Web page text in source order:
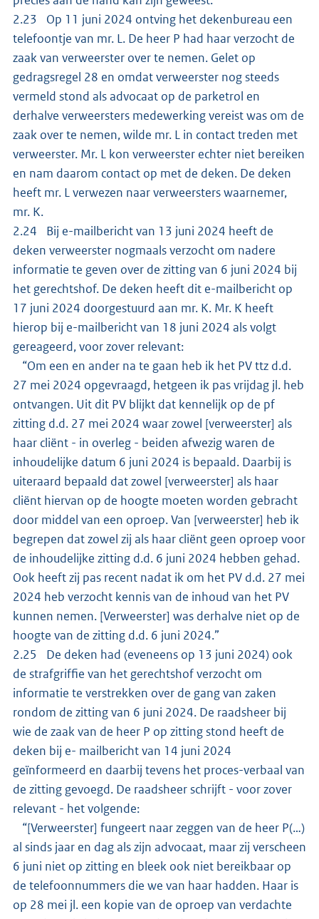
2.23 Op 11 juni 2024 ontving het dekenbureau een
telefoontje van mr. L. De heer P had haar verzocht de
zaak van verweerster over te nemen. Gelet op
gedragsregel 28 en omdat verweerster nog steeds
vermeld stond als advocaat op de parketrol en
derhalve verweersters medewerking vereist was om de
zaak over te nemen, wilde mr. L in contact treden met
verweerster. Mr. L kon verweerster echter niet bereiken
en nam daarom contact op met de deken. De deken
heeft mr. L verwezen naar verweersters waarnemer,
mr. K.
2.24 Bij e-mailbericht van 13 juni 2024 heeft de
deken verweerster nogmaals verzocht om nadere
informatie te geven over de zitting van 6 juni 2024 bij
het gerechtshof. De deken heeft dit e-mailbericht op
17 juni 2024 doorgestuurd aan mr. K. Mr. K heeft
hierop bij e-mailbericht van 18 juni 2024 als volgt
gereageerd, voor zover relevant:
“Om een en ander na te gaan heb ik het PV ttz d.d.
27 mei 2024 opgevraagd, hetgeen ik pas vrijdag jl. heb
ontvangen. Uit dit PV blijkt dat kennelijk op de pf
zitting d.d. 27 mei 2024 waar zowel [verweerster] als
haar cliënt - in overleg - beiden afwezig waren de
inhoudelijke datum 6 juni 2024 is bepaald. Daarbij is
uiteraard bepaald dat zowel [verweerster] als haar
cliënt hiervan op de hoogte moeten worden gebracht
door middel van een oproep. Van [verweerster] heb ik
begrepen dat zowel zij als haar cliënt geen oproep voor
de inhoudelijke zitting d.d. 6 juni 2024 hebben gehad.
Ook heeft zij pas recent nadat ik om het PV d.d. 27 mei
2024 heb verzocht kennis van de inhoud van het PV
kunnen nemen. [Verweerster] was derhalve niet op de
hoogte van de zitting d.d. 6 juni 2024.”
2.25 De deken had (eveneens op 13 juni 2024) ook
de strafgriffie van het gerechtshof verzocht om
informatie te verstrekken over de gang van zaken
rondom de zitting van 6 juni 2024. De raadsheer bij
wie de zaak van de heer P op zitting stond heeft de
deken bij e- mailbericht van 14 juni 2024
geïnformeerd en daarbij tevens het proces-verbaal van
de zitting gevoegd. De raadsheer schrijft - voor zover
relevant - het volgende:
“[Verweerster] fungeert naar zeggen van de heer P(…)
al sinds jaar en dag als zijn advocaat, maar zij verscheen
6 juni niet op zitting en bleek ook niet bereikbaar op
de telefoonnummers die we van haar hadden. Haar is
op 28 mei jl. een kopie van de oproep van verdachte